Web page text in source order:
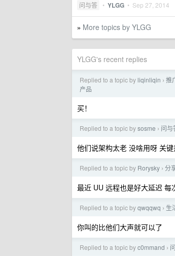
问与答 • YLGG • Sep 27, 2014
» More topics by YLGG
YLGG's recent replies
Replied to a topic by liqinliqin › 推
产品
买！
Replied to a topic bysosme › 问与
他们说架构太老 没啥用呀 关
Replied to a topic by Rorysky › 分
最近 UU 远程也是好大延迟 每
Replied to a topic byqwqqwq › 生
你叫的比他们大声就可以了
Replied to a topic byc0mmand ›